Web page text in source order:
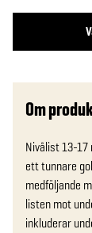
Om
Nivålist 13-17
ett tunnare
medföljande
listen mot
inkluderar